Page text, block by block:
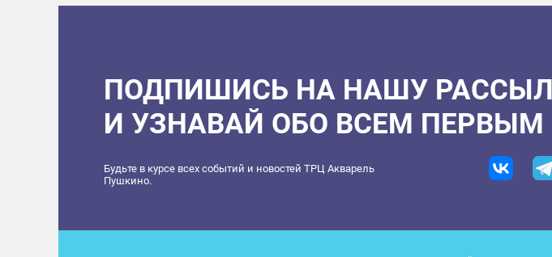
ПОДПИШИСЬ НА НАШУ
И УЗНАВАЙ ОБО ВСЕМ ПЕРВЫМ
Будьте в курсе всех событий и новостей ТРЦ Акварель
Пушкино.